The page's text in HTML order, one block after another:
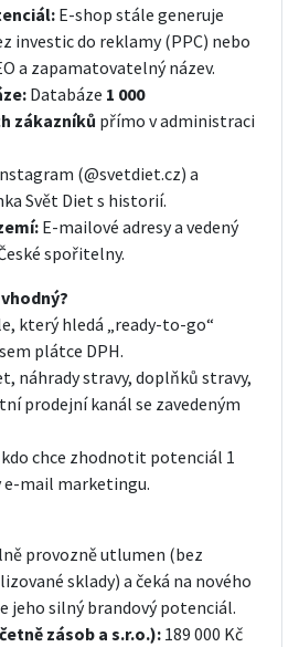
E-shop stále generuje
investic do reklamy (PPC) nebo
a zapamatovatelný název.
Databáze 1 000
zákazníků přímo v administraci
(@svetdiet.cz) a
Svět Diet s historií.
E-mailové adresy a vedený
spořitelny.
který hledá „ready-to-go“
plátce DPH.
náhrady stravy, doplňků stravy,
prodejní kanál se zavedeným
chce zhodnotit potenciál 1
mail marketingu.
provozně utlumen (bez
sklady) a čeká na nového
jeho silný brandový potenciál.
zásob a s.r.o.): 189 000 Kč